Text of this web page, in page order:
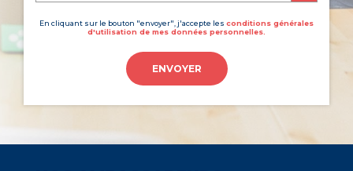
En cliquant sur le bouton "envoyer", j'accepte les conditions générales
d'utilisation de mes données personnelles.
ENVOYER